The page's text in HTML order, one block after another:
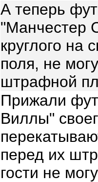
А теперь
"Манчестер
круглого на
поля, не
штрафной
Прижали
Виллы"
перед их
гости не